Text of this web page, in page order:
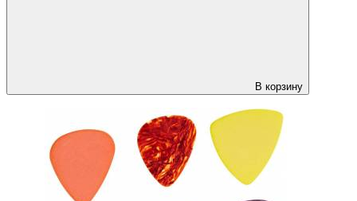
В корзину